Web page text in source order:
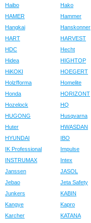
Haibo
Hako
HAMER
Hammer
Hangkai
Hanskonner
HART
HARVEST
HDC
Hecht
Hidea
HIGHTOP
HiKOKI
HOEGERT
Holzfforma
Homelite
Honda
HORIZONT
Hozelock
HQ
HUGONG
Husqvarna
Huter
HWASDAN
HYUNDAI
IBO
IK Professional
Impulse
INSTRUMAX
Intex
Janssen
JASOL
Jebao
Jeta Safety
Junkers
KABIN
Kangye
Kapro
Karcher
KATANA